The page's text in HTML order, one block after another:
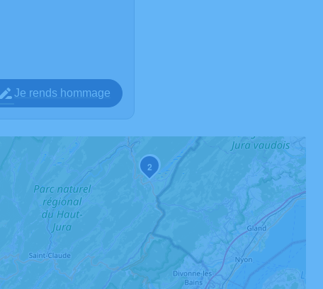
Je rends hommage
2
3